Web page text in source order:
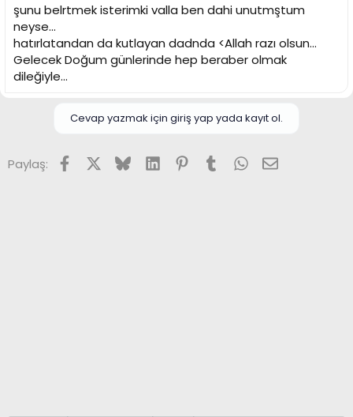
şunu belrtmek isterimki valla ben dahi unutmştum
neyse...
hatırlatandan da kutlayan dadnda <Allah razı olsun...
Gelecek Doğum günlerinde hep beraber olmak
dileğiyle...
Cevap yazmak için giriş yap yada kayıt ol.
Paylaş: FacebookX (Twitter)
BlueskyLinkedInPinterest
TumblrWhatsApp
E-posta